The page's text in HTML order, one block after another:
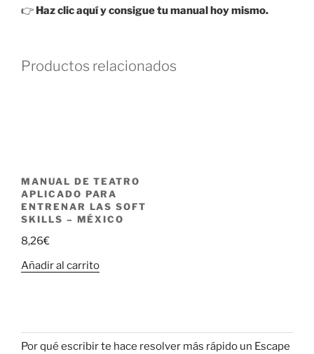
👉 Haz clic aquí y consigue tu manual hoy mismo.
Productos relacionados
MANUAL DE TEATRO
APLICADO PARA
ENTRENAR LAS SOFT
SKILLS – MÉXICO
8,26€
Añadir al carrito
Por qué escribir te hace resolver más rápido un Escape